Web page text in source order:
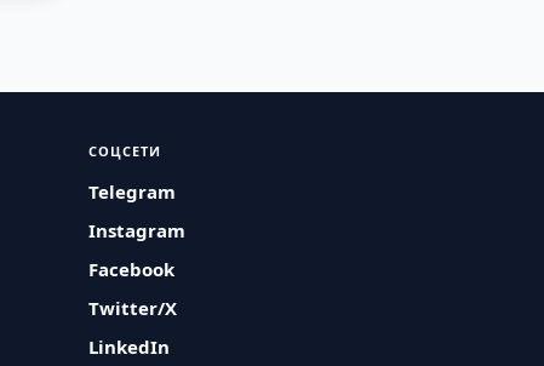
СОЦСЕТИ
Telegram
Instagram
Facebook
Twitter/X
LinkedIn